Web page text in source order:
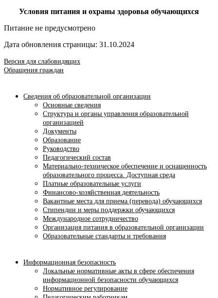
Условия питания и охраны здоровья обучающихся
Питание не предусмотрено
Дата обновления страницы: 31.10.2024
Версия для слабовидящих
Обращения граждан
Сведения об образовательной организации
Основные сведения
Структура и органы управления образовательной
организацией
Документы
Образование
Руководство
Педагогический состав
Материально-техническое обеспечение и оснащенность
образовательного процесса. Доступная среда
Платные образовательные услуги
Финансово-хозяйственная деятельность
Вакантные места для приема (перевода) обучающихся
Стипендии и меры поддержки обучающихся
Международное сотрудничество
Организация питания в образовательной организации
Образовательные стандарты и требования
Информационная безопасность
Локальные нормативные акты в сфере обеспечения
информационной безопасности обучающихся
Нормативное регулирование